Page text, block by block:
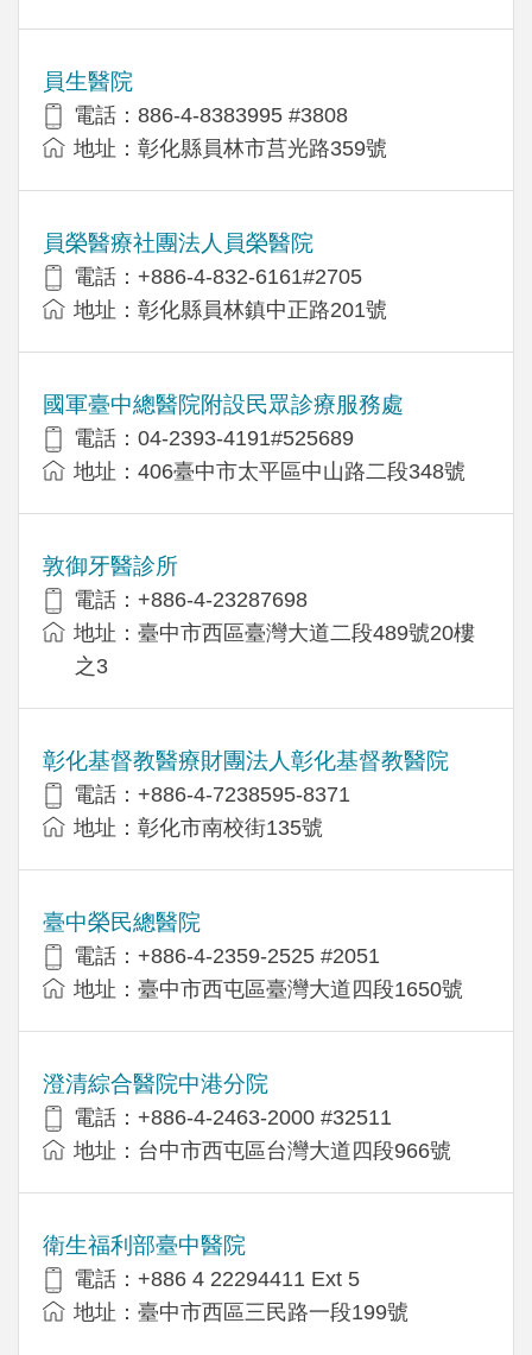
員生醫院
電話：886-4-8383995 #3808
地址：彰化縣員林市莒光路359號
員榮醫療社團法人員榮醫院
電話：+886-4-832-6161#2705
地址：彰化縣員林鎮中正路201號
國軍臺中總醫院附設民眾診療服務處
電話：04-2393-4191#525689
地址：406臺中市太平區中山路二段348號
敦御牙醫診所
電話：+886-4-23287698
地址：臺中市西區臺灣大道二段489號20樓
之3
彰化基督教醫療財團法人彰化基督教醫院
電話：+886-4-7238595-8371
地址：彰化市南校街135號
臺中榮民總醫院
電話：+886-4-2359-2525 #2051
地址：臺中市西屯區臺灣大道四段1650號
澄清綜合醫院中港分院
電話：+886-4-2463-2000 #32511
地址：台中市西屯區台灣大道四段966號
衛生福利部臺中醫院
電話：+886 4 22294411 Ext 5
地址：臺中市西區三民路一段199號